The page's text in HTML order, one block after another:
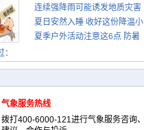
示请收好
连续强降雨可能诱发地质灾害
这些前兆要知道
夏日安然入睡 收好这份降温小
贴士
夏季户外活动注意这6点 防暑
气象服务热线
拨打400-6000-121进行气象服务咨询、